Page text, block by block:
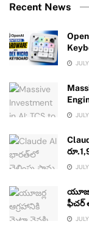
Recent News
ఫీచర్